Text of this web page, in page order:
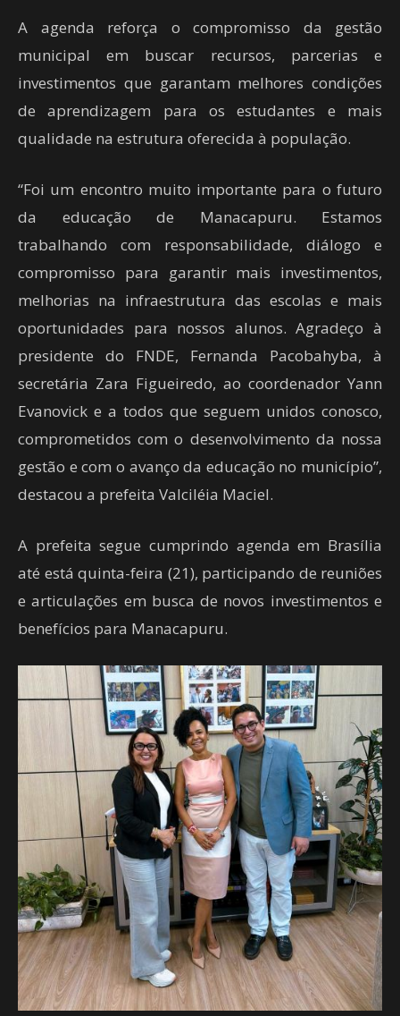
A agenda reforça o compromisso da gestão
municipal em buscar recursos, parcerias e
investimentos que garantam melhores condições
de aprendizagem para os estudantes e mais
qualidade na estrutura oferecida à população.
“Foi um encontro muito importante para o futuro
da educação de Manacapuru. Estamos
trabalhando com responsabilidade, diálogo e
compromisso para garantir mais investimentos,
melhorias na infraestrutura das escolas e mais
oportunidades para nossos alunos. Agradeço à
presidente do FNDE, Fernanda Pacobahyba, à
secretária Zara Figueiredo, ao coordenador Yann
Evanovick e a todos que seguem unidos conosco,
comprometidos com o desenvolvimento da nossa
gestão e com o avanço da educação no município”,
destacou a prefeita Valciléia Maciel.
A prefeita segue cumprindo agenda em Brasília
até está quinta-feira (21), participando de reuniões
e articulações em busca de novos investimentos e
benefícios para Manacapuru.